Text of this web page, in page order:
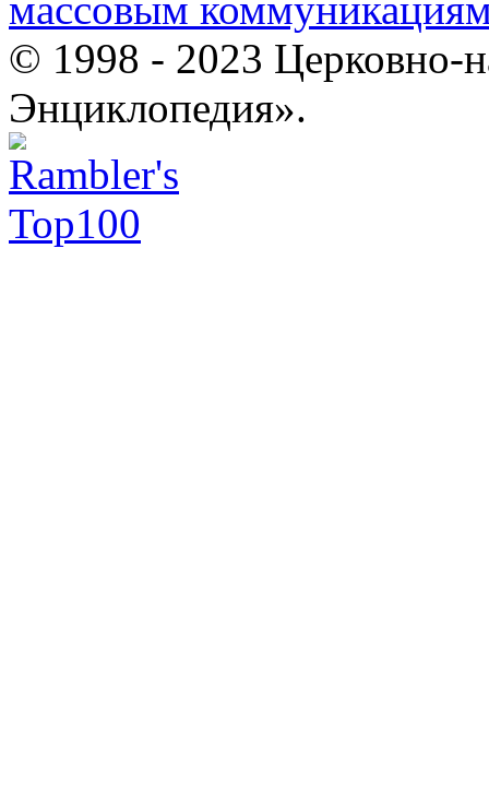
© 1998 - 2023 Церковно-
Энциклопедия».